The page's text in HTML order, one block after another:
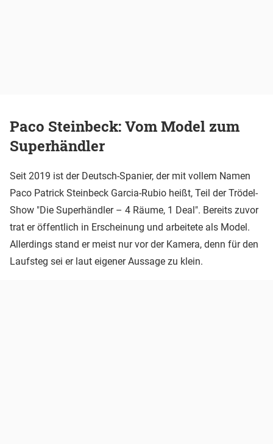
Paco Steinbeck: Vom Model zum
Superhändler
Seit 2019 ist der Deutsch-Spanier, der mit vollem Namen
Paco Patrick Steinbeck Garcia-Rubio heißt, Teil der Trödel-
Show "Die Superhändler – 4 Räume, 1 Deal". Bereits zuvor
trat er öffentlich in Erscheinung und arbeitete als Model.
Allerdings stand er meist nur vor der Kamera, denn für den
Laufsteg sei er laut eigener Aussage zu klein.